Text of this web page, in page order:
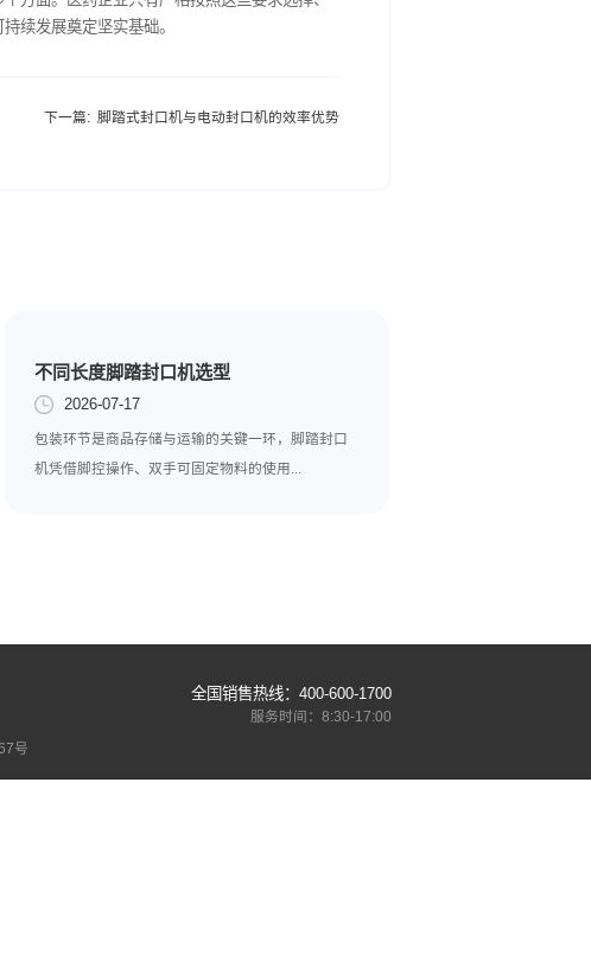
数（温度、压力、时间）的稳定性和准确性。运行确认过程中，若发
符合质量标准的药品包装。性能确认期间，要对生产过程中的关键参
。企业应制定设备监控计划，定期对电动封口机的关键运行参数进行
对设备的封口质量进行抽检，确保设备始终处于良好的运行状态。当
作，以确保设备在新的条件下依然能够满足医药包装的合规性要求。